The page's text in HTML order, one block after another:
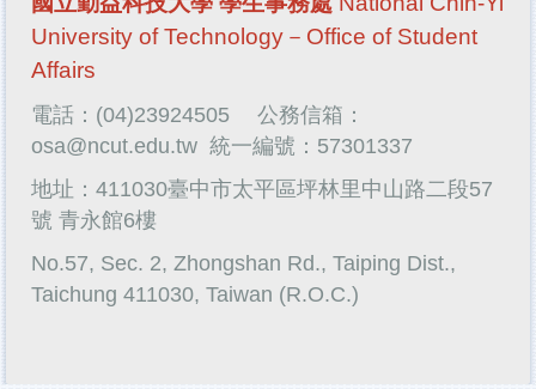
University of Technology－Office of Student
Affairs
電話：(04)23924505 公務信箱：
osa@ncut.edu.tw 統一編號：57301337
地址：411030臺中市太平區坪林里中山路二段57
號 青永館6樓
No.57, Sec. 2, Zhongshan Rd., Taiping Dist.,
Taichung 411030, Taiwan (R.O.C.)